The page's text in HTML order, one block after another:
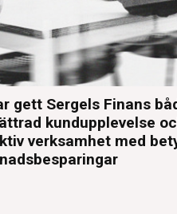
gett Sergels Finans
kundupplevelse
verksamhet med